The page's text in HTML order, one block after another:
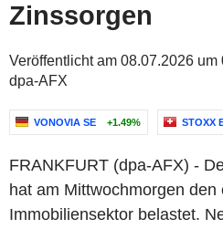
Zinssorgen
Veröffentlicht am 08.07.2026 um
dpa-AFX
VONOVIA SE +1.49% STOXX
FRANKFURT (dpa-AFX) -
hat am Mittwochmorgen den
Immobiliensektor belastet.